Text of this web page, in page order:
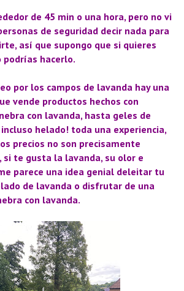
de 45 min o una hora, pero no vi
de seguridad decir nada para
así que supongo que si quieres
hacerlo.
por los campos de lavanda hay una
vende productos hechos con
con lavanda, hasta geles de
incluso helado! toda una experiencia,
precios no son precisamente
si te gusta la lavanda, su olor e
parece una idea genial deleitar tu
de lavanda o disfrutar de una
con lavanda.